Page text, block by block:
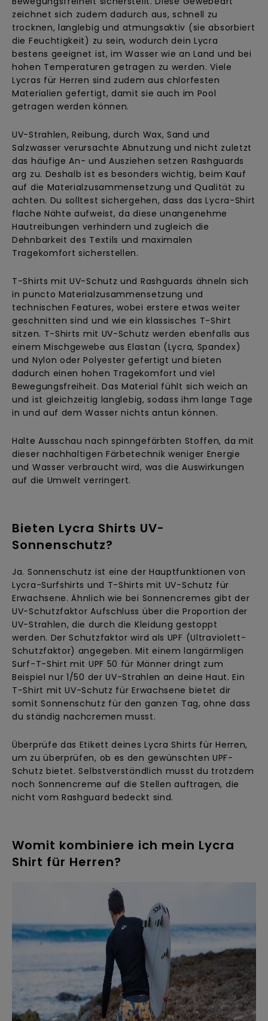
zeichnet sich zudem dadurch aus, schnell zu
trocknen, langlebig und atmungsaktiv (sie absorbiert
die Feuchtigkeit) zu sein, wodurch dein Lycra
bestens geeignet ist, im Wasser wie an Land und bei
hohen Temperaturen getragen zu werden. Viele
Lycras für Herren sind zudem aus chlorfesten
Materialien gefertigt, damit sie auch im Pool
getragen werden können.
UV-Strahlen, Reibung, durch Wax, Sand und
Salzwasser verursachte Abnutzung und nicht zuletzt
das häufige An- und Ausziehen setzen Rashguards
arg zu. Deshalb ist es besonders wichtig, beim Kauf
auf die Materialzusammensetzung und Qualität zu
achten. Du solltest sichergehen, dass das Lycra-Shirt
flache Nähte aufweist, da diese unangenehme
Hautreibungen verhindern und zugleich die
Dehnbarkeit des Textils und maximalen
Tragekomfort sicherstellen.
T-Shirts mit UV-Schutz und Rashguards ähneln sich
in puncto Materialzusammensetzung und
technischen Features, wobei erstere etwas weiter
geschnitten sind und wie ein klassisches T-Shirt
sitzen. T-Shirts mit UV-Schutz werden ebenfalls aus
einem Mischgewebe aus Elastan (Lycra, Spandex)
und Nylon oder Polyester gefertigt und bieten
dadurch einen hohen Tragekomfort und viel
Bewegungsfreiheit. Das Material fühlt sich weich an
und ist gleichzeitig langlebig, sodass ihm lange Tage
in und auf dem Wasser nichts antun können.
Halte Ausschau nach spinngefärbten Stoffen, da mit
dieser nachhaltigen Färbetechnik weniger Energie
und Wasser verbraucht wird, was die Auswirkungen
auf die Umwelt verringert.
Bieten Lycra Shirts UV-
Sonnenschutz?
Ja. Sonnenschutz ist eine der Hauptfunktionen von
Lycra-Surfshirts und T-Shirts mit UV-Schutz für
Erwachsene. Ähnlich wie bei Sonnencremes gibt der
UV-Schutzfaktor Aufschluss über die Proportion der
UV-Strahlen, die durch die Kleidung gestoppt
werden. Der Schutzfaktor wird als UPF (Ultraviolett-
Schutzfaktor) angegeben. Mit einem langärmligen
Surf-T-Shirt mit UPF 50 für Männer dringt zum
Beispiel nur 1/50 der UV-Strahlen an deine Haut. Ein
T-Shirt mit UV-Schutz für Erwachsene bietet dir
somit Sonnenschutz für den ganzen Tag, ohne dass
du ständig nachcremen musst.
Überprüfe das Etikett deines Lycra Shirts für Herren,
um zu überprüfen, ob es den gewünschten UPF-
Schutz bietet. Selbstverständlich musst du trotzdem
noch Sonnencreme auf die Stellen auftragen, die
nicht vom Rashguard bedeckt sind.
Womit kombiniere ich mein Lycra
Shirt für Herren?